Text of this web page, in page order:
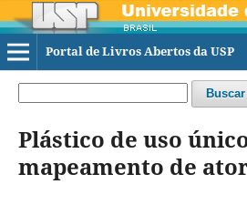
Portal de Livros Abertos da USP
Buscar
Plástico de uso
mapeamento de